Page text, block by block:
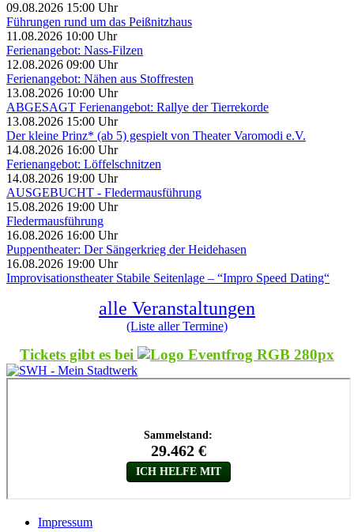
09.08.2026 15:00 Uhr
Führungen rund um das Peißnitzhaus
11.08.2026 10:00 Uhr
Ferienangebot: Nass-Filzen
12.08.2026 09:00 Uhr
Ferienangebot: Nähen aus Stoffresten
13.08.2026 10:00 Uhr
ABGESAGT Ferienangebot: Rallye der Tierrekorde
13.08.2026 15:00 Uhr
Der kleine Prinz* (ab 5) gespielt von Theater Varomodi e.V.
14.08.2026 16:00 Uhr
Ferienangebot: Löffelschnitzen
14.08.2026 19:00 Uhr
AUSGEBUCHT - Fledermausführung
15.08.2026 19:00 Uhr
Fledermausführung
16.08.2026 16:00 Uhr
Puppentheater: Der Sängerkrieg der Heidehasen
16.08.2026 19:00 Uhr
Improvisationstheater Stabile Seitenlage – “Impro Speed Dating“
alle Veranstaltungen
(Liste aller Termine)
Tickets gibt es bei
Impressum